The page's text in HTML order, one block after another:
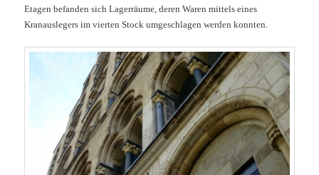
Etagen befanden sich Lagerräume, deren Waren mittels eines
Kranauslegers im vierten Stock umgeschlagen werden konnten.